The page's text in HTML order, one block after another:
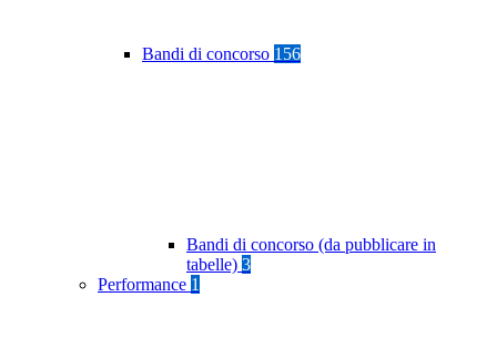
Bandi di concorso 156
Bandi di concorso (da pubblicare in
tabelle) 3
Performance 1